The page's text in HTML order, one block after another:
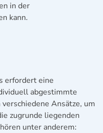
in der
kann.
erfordert eine
abgestimmte
Ansätze, um
zugrunde liegenden
unter anderem: